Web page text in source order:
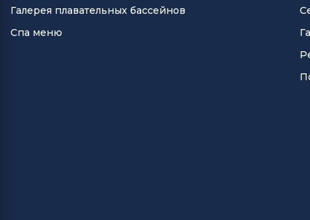
Галерея плавательных бассейнов
Спа меню